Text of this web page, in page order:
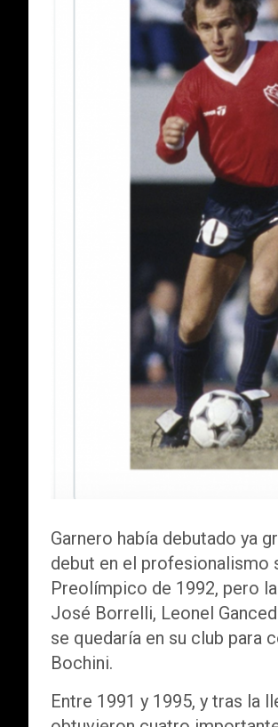
Garnero había debutado ya
debut en el profesionalismo
Preolímpico de 1992, pero
José Borrelli, Leonel
se quedaría en su club para
Bochini.
Entre 1991 y 1995, y tras la